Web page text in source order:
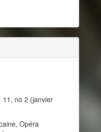
11, no 2 (janvier
Opéra